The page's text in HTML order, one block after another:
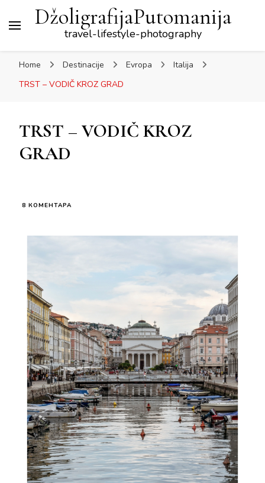
DžoligrafijaPutomanija
travel-lifestyle-photography
Home Destinacije Evropa
Italija
TRST – VODIČ KROZ GRAD
TRST – VODIČ KROZ
GRAD
8 КОМЕНТАРАНА
VODIČ